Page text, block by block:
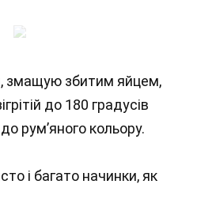
змащую збитим яйцем,
до 180 градусів
рум’яного кольору.
і багато начинки, як